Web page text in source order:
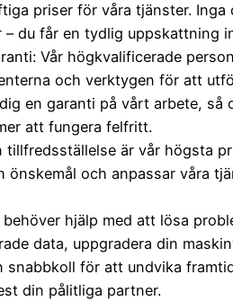
priser för våra tjänster. Inga
– du får en tydlig uppskattning
Vår högkvalificerade
och verktygen för att
en garanti på vårt arbete, så
att fungera felfritt.
tillfredsställelse är vår högsta
önskemål och anpassar våra
hjälp med att lösa
data, uppgradera din
snabbkoll för att undvika
din pålitliga partner.